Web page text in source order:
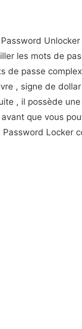
les mots de
de passe
, signe de
, il possède
que vous
Locker